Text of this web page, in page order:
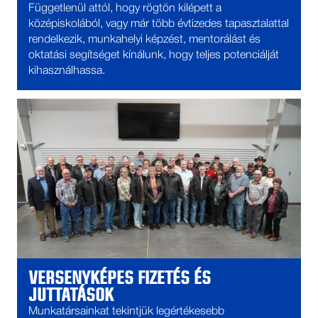
Függetlenül attól, hogy rögtön kilépett a
középiskolából, vagy már több évtizedes tapasztalattal
rendelkezik, munkahelyi képzést, mentorálást és
oktatási segítséget kínálunk, hogy teljes potenciálját
kihasználhassa.
VERSENYKÉPES FIZETÉS ÉS
JUTTATÁSOK
Munkatársainkat tekintjük legértékesebb